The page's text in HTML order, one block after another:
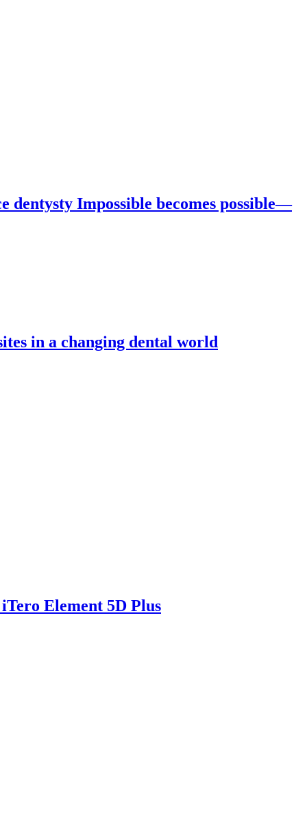
dentysty Impossible becomes possible—
in a changing dental world
Element 5D Plus